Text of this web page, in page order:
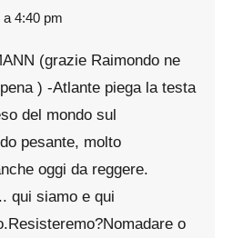
a 4:40 pm
(grazie Raimondo ne
) -Atlante piega la testa
del mondo sul
pesante, molto
oggi da reggere.
qui siamo e qui
o